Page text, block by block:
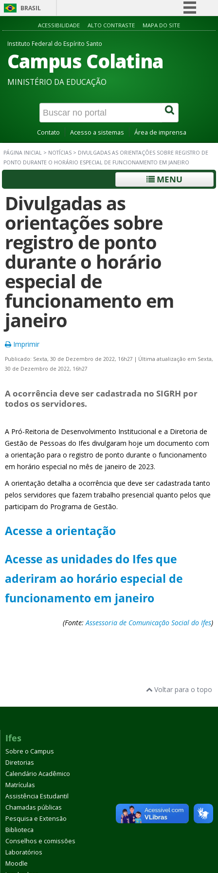
BRASIL
Simplifique!
Acesso à informação
Canais
ACESSIBILIDADE ALTO CONTRASTE MAPA DO SITE
Instituto Federal do Espírito Santo
Campus Colatina
MINISTÉRIO DA EDUCAÇÃO
Contato Acesso a sistemas Área de imprensa
PÁGINA INICIAL > NOTÍCIAS > DIVULGADAS AS ORIENTAÇÕES SOBRE REGISTRO DE
PONTO DURANTE O HORÁRIO ESPECIAL DE FUNCIONAMENTO EM JANEIRO
MENU
Divulgadas as
orientações sobre
registro de ponto
durante o horário
especial de
funcionamento em
janeiro
Imprimir
Publicado: Sexta, 30 de Dezembro de 2022, 16h27 | Última atualização em Sexta,
30 de Dezembro de 2022, 16h27
A ocorrência deve ser cadastrada no SIGRH por
todos os servidores.
A Pró-Reitoria de Desenvolvimento Institucional e a Diretoria de
Gestão de Pessoas do Ifes divulgaram hoje um documento com
a orientação para o registro de ponto durante o funcionamento
em horário especial no mês de janeiro de 2023.
A orientação detalha a ocorrência que deve ser cadastrada tanto
pelos servidores que fazem trabalho presencial quanto pelos que
participam do Programa de Gestão.
Acesse a orientação
Acesse as unidades do Ifes que
aderiram ao horário especial de
funcionamento em janeiro
(Fonte:Assessoria de Comunicação Social do Ifes)
Voltar para o topo
Ifes
Sobre o Campus
Diretorias
Calendário Acadêmico
Matrículas
Assistência Estudantil
Chamadas públicas
Pesquisa e Extensão
Biblioteca
Conselhos e comissões
Laboratórios
Moodle